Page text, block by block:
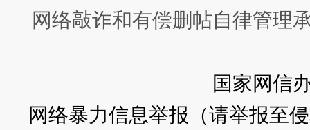
网络敲诈和有偿删帖自律管理
国家网信
网络暴力信息举报（请举报至